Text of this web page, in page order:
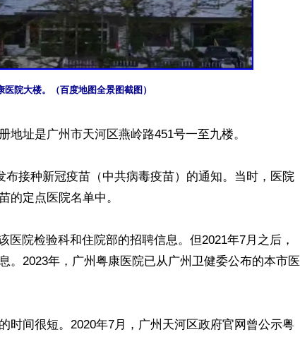
医院大楼。（百度地图全景图截图）
地址是广州市天河区燕岭路451号一至九楼。
布接种新冠疫苗（中共病毒疫苗）的通知。当时，医院
的定点医院名单中。
医院检验科和住院部的招聘信息。但2021年7月之后，
。2023年，广州粤康医院已从广州卫健委公布的本市医
时间很短。2020年7月，广州天河区政府官网曾公示粤